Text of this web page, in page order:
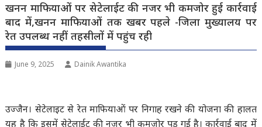
खनन माफियाओं पर सेटेलाईट की नजर भी कमजोर हुई कार्रवाई
बाद में,खनन माफियाओं तक खबर पहले -जिला मुख्यालय पर
रेत उपलब्ध नहीं तहसीलों में पहुंच रही
June 9, 2025 Dainik Awantika
उज्जैन। सेटेलाइट से रेत माफियाओं पर निगाह रखने की योजना की हालत
यह है कि इसमें सेटेलाईट की नजर भी कमजोर पड गई है। कार्रवाई बाद में